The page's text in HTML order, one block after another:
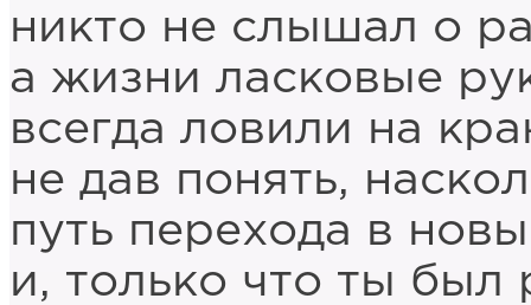
никто не слышал о
а жизни ласковые
всегда ловили на
не дав понять,
путь перехода в
и, только что ты был